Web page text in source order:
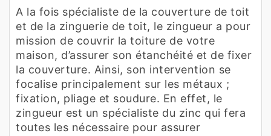
A la fois spécialiste de la couverture de toit
et de la zinguerie de toit, le zingueur a pour
mission de couvrir la toiture de votre
maison, d’assurer son étanchéité et de fixer
la couverture. Ainsi, son intervention se
focalise principalement sur les métaux ;
fixation, pliage et soudure. En effet, le
zingueur est un spécialiste du zinc qui fera
toutes les nécessaire pour assurer